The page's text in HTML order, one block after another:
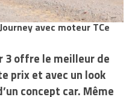
avec moteur TCe
3 offre le meilleur de
prix et avec un look
concept car. Même